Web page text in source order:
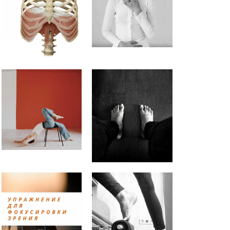
Українська
Как расслабить диафрагму?
Как вернуть чувствительность
живота?
ПРИНЦИПЫ РЕГУЛЯРНЫХ
Аудионастройка
Упражнение для снятия
напряжения с мышц глаз.